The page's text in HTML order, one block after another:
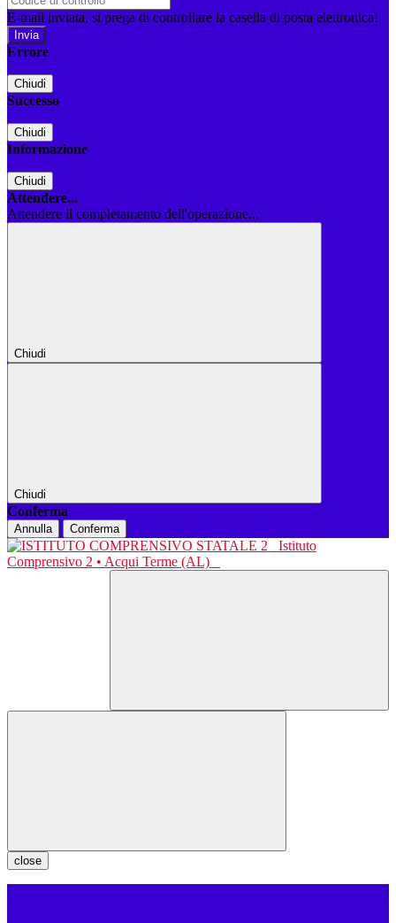
E-mail inviata, si prega di controllare la casella di posta elettronica!
Errore
Chiudi
Successo
Chiudi
Informazione
Chiudi
Attendere...
Attendere il completamento dell'operazione...
Chiudi
Chiudi
Conferma
Annulla Conferma
Istituto
Comprensivo 2 • Acqui Terme (AL)
close